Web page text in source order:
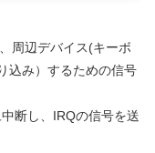
周辺デバイス(キーボ
込み）するための信号
断し、IRQの信号を送